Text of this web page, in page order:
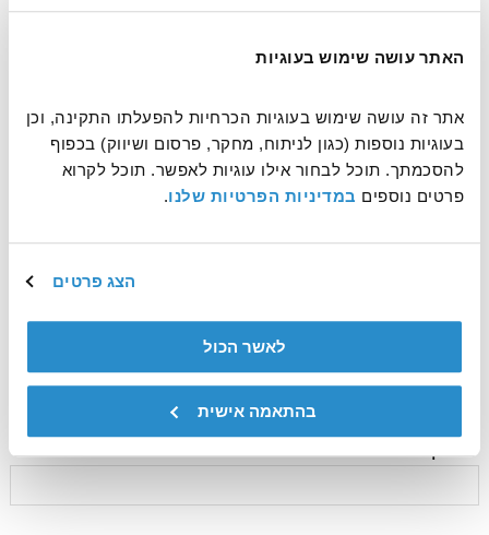
האתר עושה שימוש בעוגיות
פרטים נוספים במדיניות הפרטיות שלנו.
הצג פרטים
לאשר הכול
בהתאמה אישית
*שם פרטי
*שם משפחה
זכר
נקבה
*טלפון